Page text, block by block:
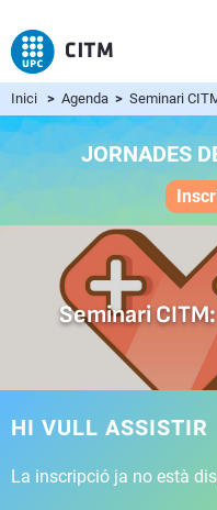
Inici > Agenda > Seminari
JORNADES
Seminari
HI VULL ASSISTIR
La inscripció ja no està